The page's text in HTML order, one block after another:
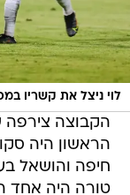
לוי ניצל את קשריו
הקבוצה צירפה
הראשון היה
חיפה והושאל
טורה היה אחד